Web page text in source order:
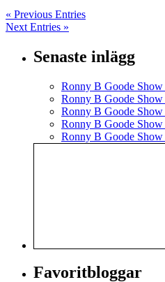
« Previous Entries
Next Entries »
Senaste inlägg
Ronny B Goode
Ronny B Goode
Ronny B Goode
Ronny B Goode
Ronny B Goode
Favoritbloggar